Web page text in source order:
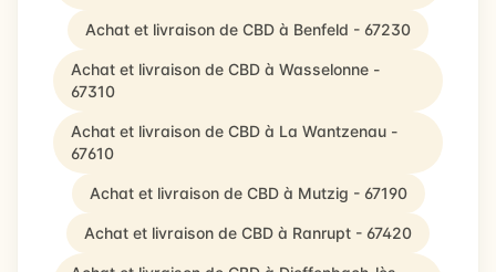
Achat et livraison de CBD à Benfeld - 67230
Achat et livraison de CBD à Wasselonne -
67310
Achat et livraison de CBD à La Wantzenau -
67610
Achat et livraison de CBD à Mutzig - 67190
Achat et livraison de CBD à Ranrupt - 67420